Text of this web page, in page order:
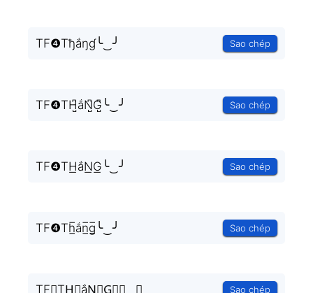
TF❹Tђắŋɠ╰‿╯ Sao chép
TF❹TH̺͆ắN̺͆G̺͆╰‿╯ Sao chép
TF❹TH͟ắN͟G͟╰‿╯ Sao chép
TF❹Th̲̅ắn̲̅g̲̅╰‿╯ Sao chép
TF❹TH⃣ắN⃣G⃣╰‿╯ Sao chép